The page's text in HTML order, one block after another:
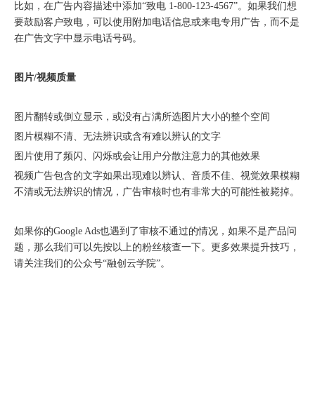
比如，在广告内容描述中添加“致电 1-800-123-4567”。如果我们想
要鼓励客户致电，可以使用附加电话信息或来电专用广告，而不是
在广告文字中显示电话号码。
图片/视频质量
图片翻转或倒立显示，或没有占满所选图片大小的整个空间
图片模糊不清、无法辨识或含有难以辨认的文字
图片使用了频闪、闪烁或会让用户分散注意力的其他效果
视频广告包含的文字如果出现难以辨认、音质不佳、视觉效果模糊
不清或无法辨识的情况，广告审核时也有非常大的可能性被毙掉。
如果你的Google Ads也遇到了审核不通过的情况，如果不是产品问
题，那么我们可以先按以上的粉丝核查一下。更多效果提升技巧，
请关注我们的公众号“融创云学院”。